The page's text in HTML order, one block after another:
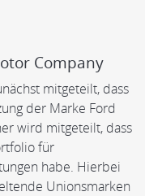
Company
mitgeteilt, dass
der Marke Ford
wird mitgeteilt, dass
für
habe. Hierbei
Unionsmarken